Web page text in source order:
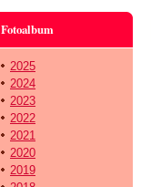
Fotoalbum
2025
2024
2023
2022
2021
2020
2019